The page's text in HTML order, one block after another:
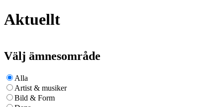
Aktuellt
Välj ämnesområde
Alla
Artist & musiker
Bild & Form